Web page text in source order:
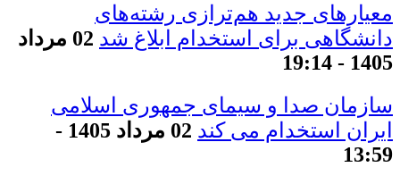
معیار‌های جدید هم‌ترازی رشته‌های
دانشگاهی برای استخدام ابلاغ شد
02 مرداد
1405 - 19:14
سازمان صدا و سیمای جمهوری اسلامی
ایران استخدام می کند
02 مرداد 1405 -
13:59